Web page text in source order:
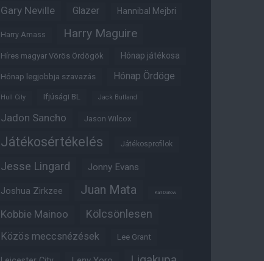
Gary Neville Glazer Hannibal Mejbri
Harry Amass Harry Maguire
Híres magyar Vörös Ördögök Hónap játékosa
Hónap legjobbja szavazás Hónap Ördöge
Hull City Ifjúsági BL Jack Butland
Jadon Sancho Jason Wilcox
Játékosértékelés Játékosprofilok
Jesse Lingard Jonny Evans
Joshua Zirkzee Juan Mata Karl Darlow
Kobbie Mainoo Kölcsönlesen
Közös meccsnézések Lee Grant